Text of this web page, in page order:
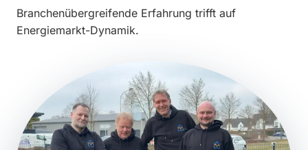
Branchenübergreifende Erfahrung trifft auf
Energiemarkt-Dynamik.